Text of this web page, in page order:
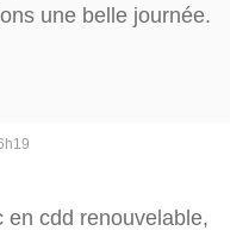
une belle journée.
en cdd renouvelable,